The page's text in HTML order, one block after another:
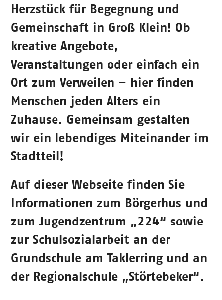
Herzstück für Begegnung und
Gemeinschaft in Groß Klein! Ob
kreative Angebote,
Veranstaltungen oder einfach ein
Ort zum Verweilen – hier finden
Menschen jeden Alters ein
Zuhause. Gemeinsam gestalten
wir ein lebendiges Miteinander im
Stadtteil!
Auf dieser Webseite finden Sie
Informationen zum Börgerhus und
zum Jugendzentrum „224“ sowie
zur Schulsozialarbeit an der
Grundschule am Taklerring und an
der Regionalschule „Störtebeker“.